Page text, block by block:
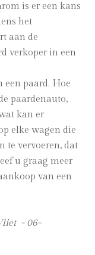
is er een kans
het
aan de
verkoper in een
een paard. Hoe
paardenauto,
kan er
elke wagen die
te vervoeren, dat
u graag meer
van een
- 06-